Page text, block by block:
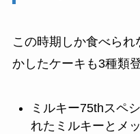
この時期しか食べら
かしたケーキも3種類
ミルキー75thスペ
れたミルキーとメ